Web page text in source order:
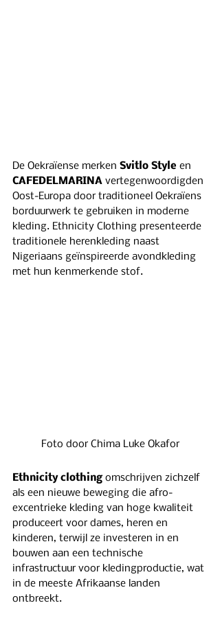
De Oekraïense merken Svitlo Style en
CAFEDELMARINA vertegenwoordigden
Oost-Europa door traditioneel Oekraïens
borduurwerk te gebruiken in moderne
kleding. Ethnicity Clothing presenteerde
traditionele herenkleding naast
Nigeriaans geïnspireerde avondkleding
met hun kenmerkende stof.
Foto door Chima Luke Okafor
Ethnicity clothing omschrijven zichzelf
als een nieuwe beweging die afro-
excentrieke kleding van hoge kwaliteit
produceert voor dames, heren en
kinderen, terwijl ze investeren in en
bouwen aan een technische
infrastructuur voor kledingproductie, wat
in de meeste Afrikaanse landen
ontbreekt.